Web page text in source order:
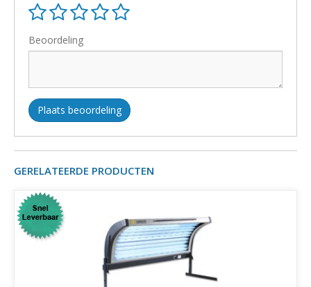
Beoordeling
Plaats beoordeling
GERELATEERDE PRODUCTEN